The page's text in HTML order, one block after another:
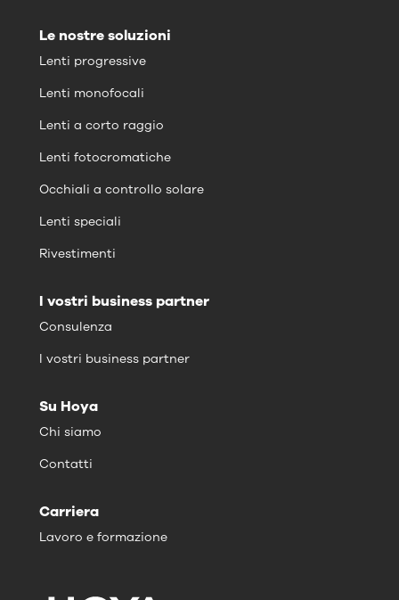
Le nostre soluzioni
Lenti progressive
Lenti monofocali
Lenti a corto raggio
Lenti fotocromatiche
Occhiali a controllo solare
Lenti speciali
Rivestimenti
I vostri business partner
Consulenza
I vostri business partner
Su Hoya
Chi siamo
Contatti
Carriera
Lavoro e formazione